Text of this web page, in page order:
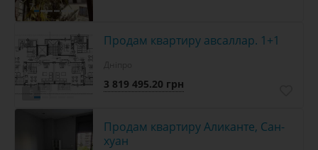
7
Продам квартиру авсаллар. 1+1
3 819 495.20 грн
Продам квартиру Аликанте, Сан-
хуан